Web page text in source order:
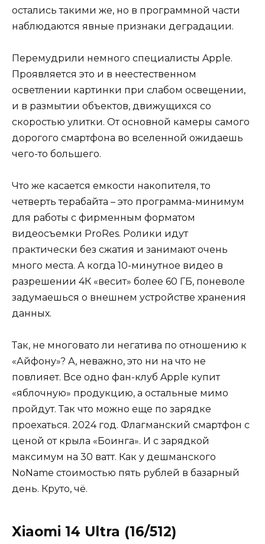
остались такими же, но в программной части
наблюдаются явные признаки деградации.
Перемудрили немного специалисты Apple.
Проявляется это и в неестественном
осветлении картинки при слабом освещении,
и в размытии объектов, движущихся со
скоростью улитки. От основной камеры самого
дорогого смартфона во вселенной ожидаешь
чего-то большего.
Что же касается емкости накопителя, то
четверть терабайта – это программа-минимум
для работы с фирменным форматом
видеосъемки ProRes. Ролики идут
практически без сжатия и занимают очень
много места. А когда 10-минутное видео в
разрешении 4К «весит» более 60 ГБ, поневоле
задумаешься о внешнем устройстве хранения
данных.
Так, не многовато ли негатива по отношению к
«Айфону»? А, неважно, это ни на что не
повлияет. Все одно фан-клуб Apple купит
«яблочную» продукцию, а остальные мимо
пройдут. Так что можно еще по зарядке
проехаться. 2024 год. Флагманский смартфон с
ценой от крыла «Боинга». И с зарядкой
максимум на 30 ватт. Как у дешманского
NoName стоимостью пять рублей в базарный
день. Круто, чё.
Xiaomi 14 Ultra (16/512)